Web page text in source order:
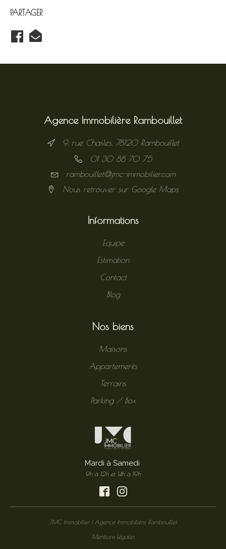
PARTAGER
Agence Immobilière Rambouillet
9, rue Chasles, 78120 Rambouillet
01 30 88 70 75
rambouillet@jmc-immobilier.com
Nous retrouver sur Google Maps
Informations
Equipe
Estimation
Contact
Blog
Nos biens
Maisons
Appartements
Terrains
Parking / Box
Mardi à Samedi
9h à 12h et 14h à 19h
JMC Immobilier | Agence Immobilière Rambouillet
Mentions légales